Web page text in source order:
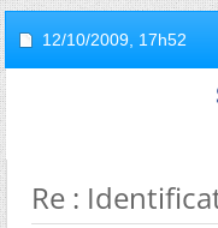
12/10/2009, 17h52
Re :